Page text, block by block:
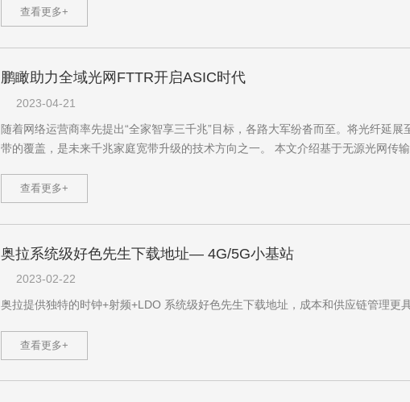
查看更多+
鹏瞰助力全域光网FTTR开启ASIC时代
2023-04-21
随着网络运营商率先提出“全家智享三千兆”目标，各路大军纷沓而至。将光
带的覆盖，是未来千兆家庭宽带升级的技术方向之一。 本文介绍基于无源光
查看更多+
奥拉系统级好色先生下载地址— 4G/5G小基站
2023-02-22
奥拉提供独特的时钟+射频+LDO 系统级好色先生下载地址，成本和供应链管理
查看更多+